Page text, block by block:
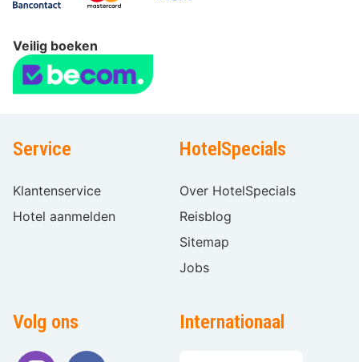
Veilig boeken
Service
Klantenservice
Hotel aanmelden
HotelSpecials
Over HotelSpecials
Reisblog
Sitemap
Jobs
Volg ons Internationaal